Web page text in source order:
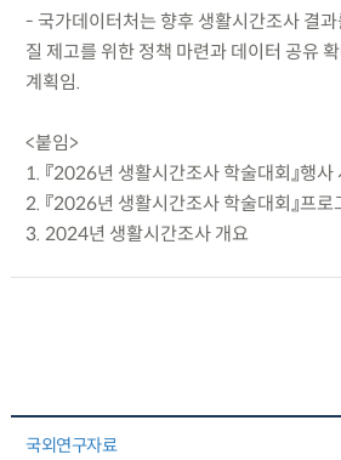
- 국가데이터처는 향후 생활시간조사 결
질 제고를 위한 정책 마련과 데이터 공유
계획임.
<붙임>
1. 『2026년 생활시간조사 학술대회』행사
2. 『2026년 생활시간조사 학술대회』프로
3. 2024년 생활시간조사 개요
국외연구자료